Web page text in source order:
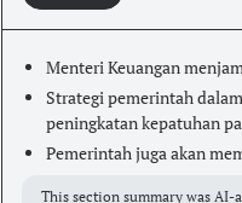
Menteri Keuangan
Strategi pemerintah
peningkatan kepatuhan
Pemerintah juga akan
This section summary was